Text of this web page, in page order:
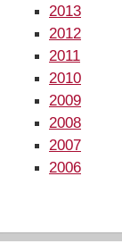
2013
2012
2011
2010
2009
2008
2007
2006